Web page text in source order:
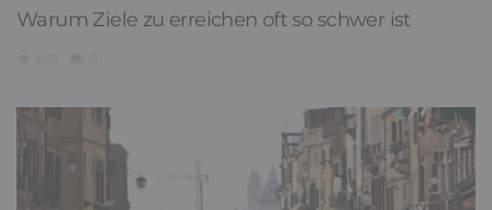
Warum Ziele zu erreichen oft so schwer ist